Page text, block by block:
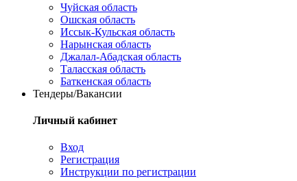
Чуйская область
Ошская область
Иссык-Кульская область
Нарынская область
Джалал-Абадская область
Таласская область
Баткенская область
Тендеры/Вакансии
Личный кабинет
Вход
Регистрация
Инструкции по регистрации